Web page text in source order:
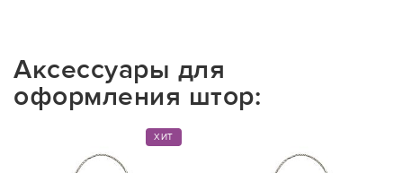
Аксессуары для
оформления штор:
ХИТ